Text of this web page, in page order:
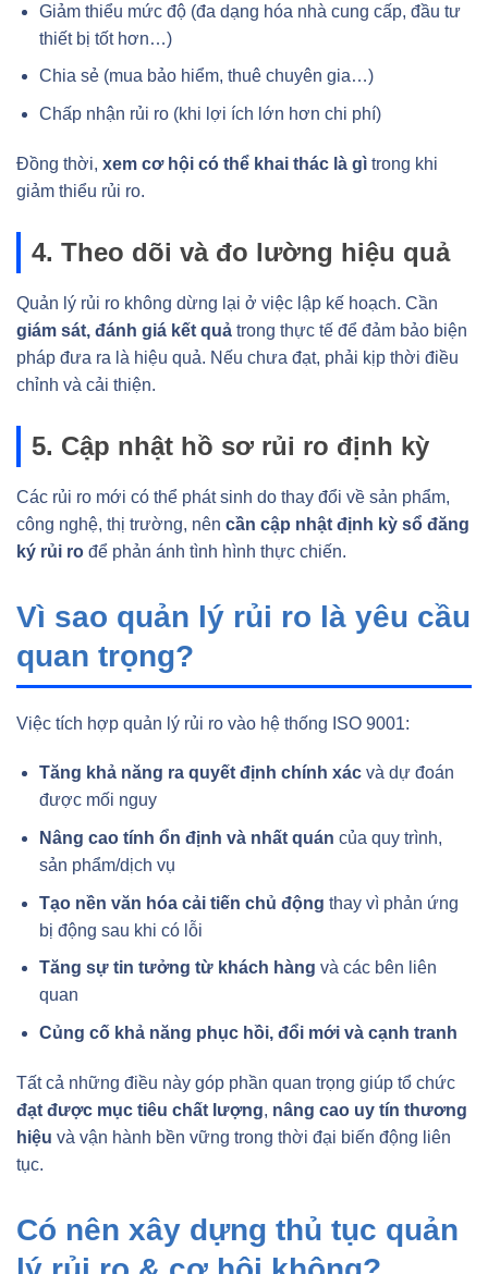
Giảm thiểu mức độ (đa dạng hóa nhà cung cấp, đầu tư
thiết bị tốt hơn…)
Chia sẻ (mua bảo hiểm, thuê chuyên gia…)
Chấp nhận rủi ro (khi lợi ích lớn hơn chi phí)
Đồng thời, xem cơ hội có thể khai thác là gì trong khi
giảm thiểu rủi ro.
4. Theo dõi và đo lường hiệu quả
Quản lý rủi ro không dừng lại ở việc lập kế hoạch. Cần
giám sát, đánh giá kết quả trong thực tế để đảm bảo biện
pháp đưa ra là hiệu quả. Nếu chưa đạt, phải kịp thời điều
chỉnh và cải thiện.
5. Cập nhật hồ sơ rủi ro định kỳ
Các rủi ro mới có thể phát sinh do thay đổi về sản phẩm,
công nghệ, thị trường, nên cần cập nhật định kỳ sổ đăng
ký rủi ro để phản ánh tình hình thực chiến.
Vì sao quản lý rủi ro là yêu cầu
quan trọng?
Việc tích hợp quản lý rủi ro vào hệ thống ISO 9001:
Tăng khả năng ra quyết định chính xácvà dự đoán
được mối nguy
Nâng cao tính ổn định và nhất quán của quy trình,
sản phẩm/dịch vụ
Tạo nền văn hóa cải tiến chủ động thay vì phản ứng
bị động sau khi có lỗi
Tăng sự tin tưởng từ khách hàng và các bên liên
quan
Củng cố khả năng phục hồi, đổi mới và cạnh tranh
Tất cả những điều này góp phần quan trọng giúp tổ chức
đạt được mục tiêu chất lượng, nâng cao uy tín thương
hiệu và vận hành bền vững trong thời đại biến động liên
tục.
Có nên xây dựng thủ tục quản